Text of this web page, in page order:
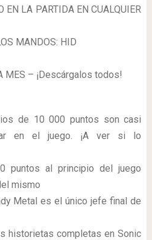
EN LA PARTIDA EN CUALQUIER
MANDOS: HID
MES – ¡Descárgalos todos!
de 10 000 puntos son casi
en el juego. ¡A ver si lo
puntos al principio del juego
mismo
Metal es el único jefe final de
historietas completas en Sonic